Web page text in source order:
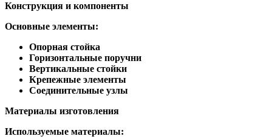
Конструкция и компоненты
Основные элементы:
Опорная стойка
Горизонтальные поручни
Вертикальные стойки
Крепежные элементы
Соединительные узлы
Материалы изготовления
Используемые материалы: